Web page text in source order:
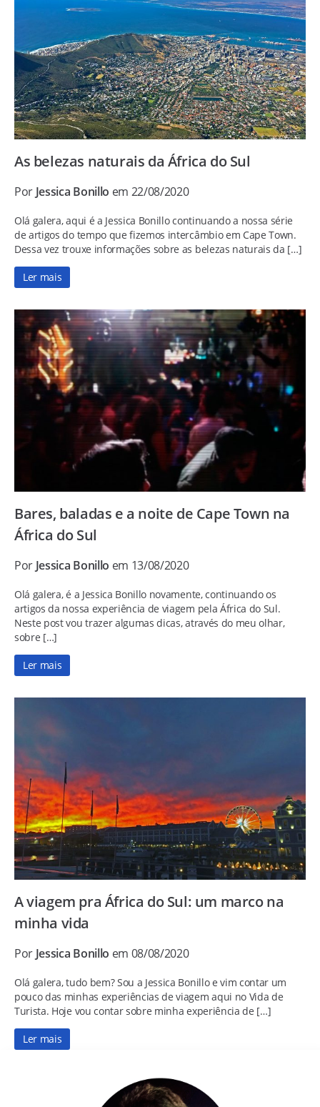
As belezas naturais da África do Sul
Por Jessica Bonillo em 22/08/2020
Olá galera, aqui é a Jessica Bonillo continuando a nossa série
de artigos do tempo que fizemos intercâmbio em Cape Town.
Dessa vez trouxe informações sobre as belezas naturais da […]
Ler mais
Bares, baladas e a noite de Cape Town na
África do Sul
Por Jessica Bonillo em 13/08/2020
Olá galera, é a Jessica Bonillo novamente, continuando os
artigos da nossa experiência de viagem pela África do Sul.
Neste post vou trazer algumas dicas, através do meu olhar,
sobre […]
Ler mais
A viagem pra África do Sul: um marco na
minha vida
Por Jessica Bonillo em 08/08/2020
Olá galera, tudo bem? Sou a Jessica Bonillo e vim contar um
pouco das minhas experiências de viagem aqui no Vida de
Turista. Hoje vou contar sobre minha experiência de […]
Ler mais